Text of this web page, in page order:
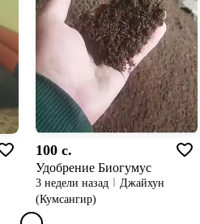
100 c.
Удобрение Биогумус
3 недели назад
Джайхун
(Кумсангир)